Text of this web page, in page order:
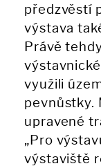
předzvěstí
výstava
Právě
využili
pevnůstky.
upravené
„Pro
výstaviště